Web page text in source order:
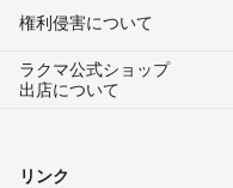
権利侵害について
ラクマ公式ショップ
出店について
リンク